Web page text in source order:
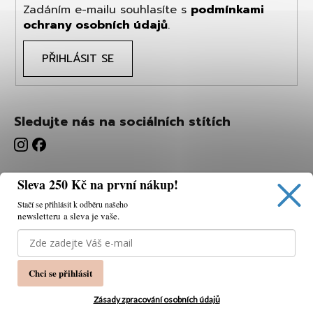
Používáme cookies, abychom vám umožnili pohodlné
prohlížení webu a díky analýze webu neustále zlepšovat
jeho funkce, výkon a použitelnost.
Zadáním e-mailu souhlasíte s podmínkami
ochrany osobních údajů.
PŘIHLÁSIT SE
Sledujte nás na sociálních stítích
Sleva 250 Kč na první nákup!
Stačí se přihlásit k odběru našeho
newsletteru a sleva je vaše.
Chci se přihlásit
Zásady zpracování osobních údajů